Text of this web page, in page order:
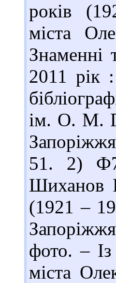
років
міста
Знаменні
2011 рік
ім. О. М.
51. 2)
Шиханов
(1921 –
фото. –
міста